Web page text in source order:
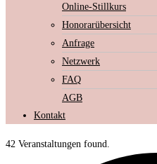
Online-Stillkurs
Honorarübersicht
Anfrage
Netzwerk
FAQ
AGB
Kontakt
42 Veranstaltungen found.